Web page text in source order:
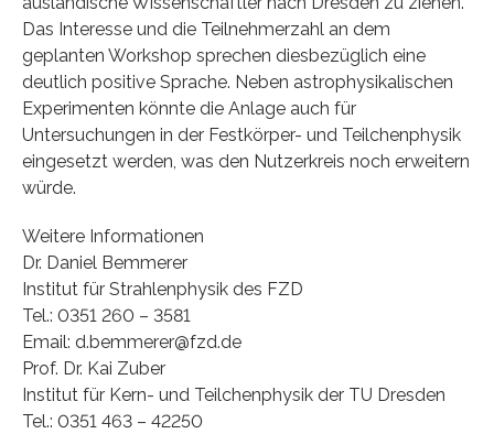
Das Interesse und die Teilnehmerzahl an dem
geplanten Workshop sprechen diesbezüglich eine
deutlich positive Sprache. Neben astrophysikalischen
Experimenten könnte die Anlage auch für
Untersuchungen in der Festkörper- und Teilchenphysik
eingesetzt werden, was den Nutzerkreis noch erweitern
würde.
Weitere Informationen
Dr. Daniel Bemmerer
Institut für Strahlenphysik des FZD
Tel.: 0351 260 – 3581
Email: d.bemmerer@fzd.de
Prof. Dr. Kai Zuber
Institut für Kern- und Teilchenphysik der TU Dresden
Tel.: 0351 463 – 42250